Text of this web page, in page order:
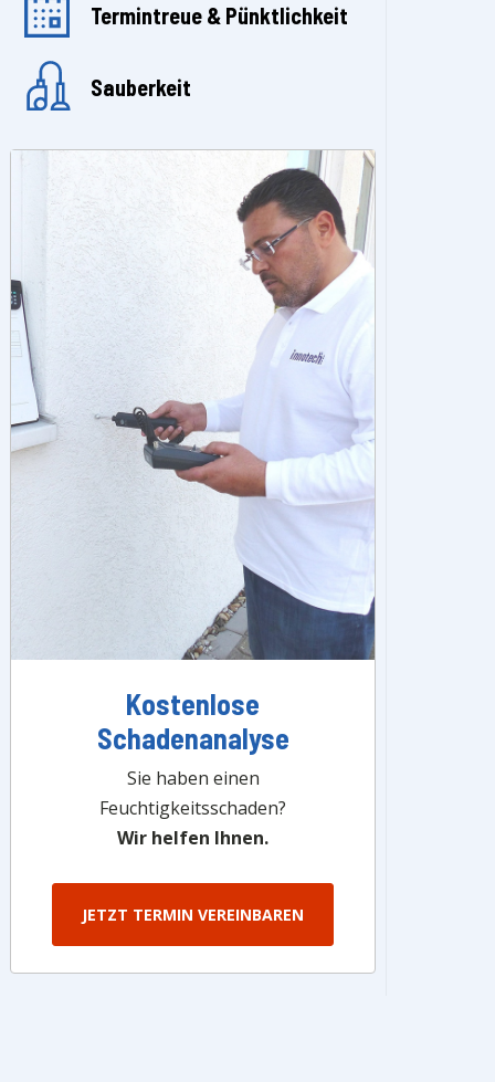
Termintreue & Pünktlichkeit
Sauberkeit
Kostenlose
Schadenanalyse
Sie haben einen
Feuchtigkeitsschaden?
Wir helfen Ihnen.
JETZT TERMIN VEREINBAREN